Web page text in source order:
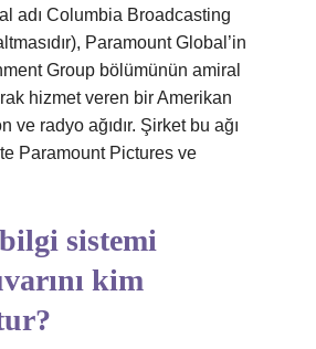
adı Columbia Broadcasting
Paramount Global’in
Group bölümünün amiral
hizmet veren bir Amerikan
ve radyo ağıdır. Şirket bu ağı
Paramount Pictures ve
sistemi
kim